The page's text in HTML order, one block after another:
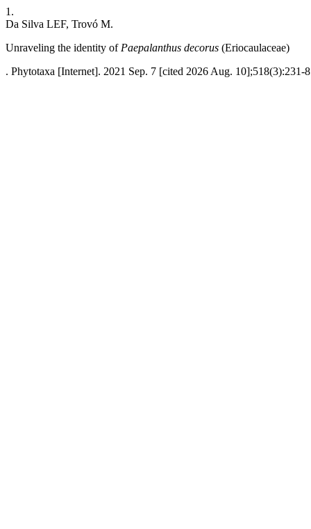
1.
Da Silva LEF, Trovó M.
Unraveling the identity of Paepalanthus decorus (Eriocaulaceae)
. Phytotaxa [Internet]. 2021 Sep. 7 [cited 2026 Aug.